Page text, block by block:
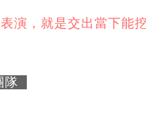
演，就是交出當下能
隊